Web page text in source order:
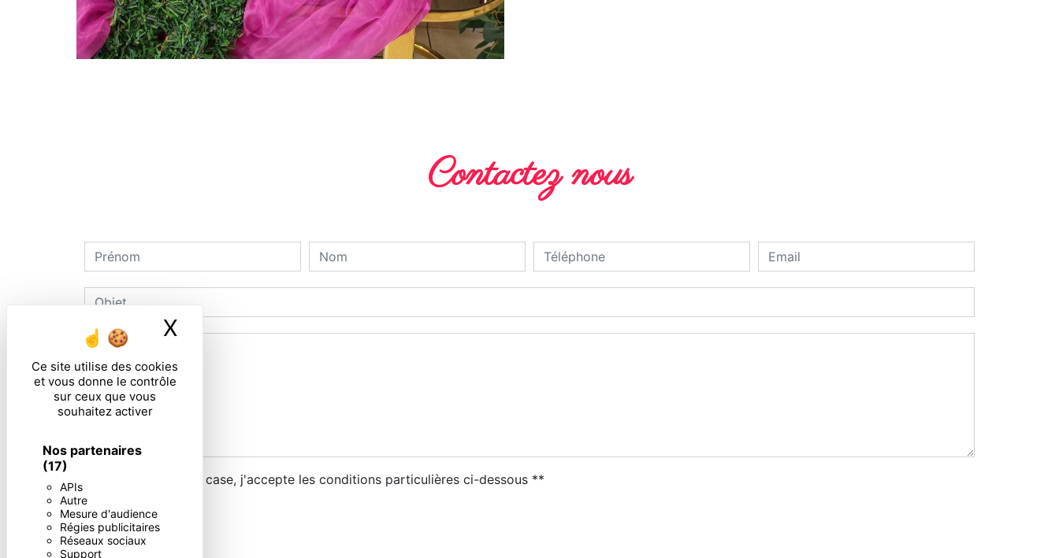
Ce site utilise des cookies
et vous donne le contrôle
sur ceux que vous
souhaitez activer
Nos partenaires
(17)
APIs
Autre
Mesure d'audience
Régies publicitaires
Réseaux sociaux
Support
X Masquer le bandeau des cookies
Contactez nous
En cochant cette case, j'accepte les conditions particulières ci-dessous **